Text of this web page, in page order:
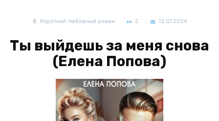
Короткий любовный роман 2 12.07.2024
Ты выйдешь за меня снова
(Елена Попова)